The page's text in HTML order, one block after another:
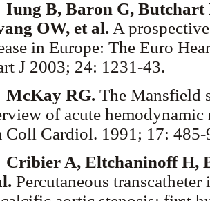
Iung B, Baron G, Butchart
OW, et al. A
in Europe: The Euro
J 2003; 24: 1231-43.
McKay RG. The Mansfield
of acute
Coll Cardiol. 1991; 17: 485-
Cribier A, Eltchaninoff H,
Percutaneous